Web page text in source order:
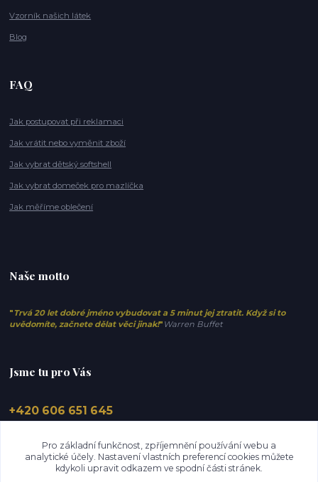
Vzorník našich látek
Blog
FAQ
Jak postupovat při reklamaci
Jak vrátit nebo vyměnit zboží
Jak vybrat dětský softshell
Jak vybrat domeček pro mazlíčka
Jak měříme oblečení
Naše motto
" Trvá 20 let dobré jméno vybudovat a 5 minut jej ztratit. Když si to
uvědomíte, začnete dělat věci jinak!" Warren Buffet
Jsme tu pro Vás
+420 606 651 645
info@elfino.cz
Pro základní funkčnost, zpříjemnění používání webu a
analytické účely. Nastavení vlastních preferencí cookies můžete
kdykoli upravit odkazem ve spodní části stránek.